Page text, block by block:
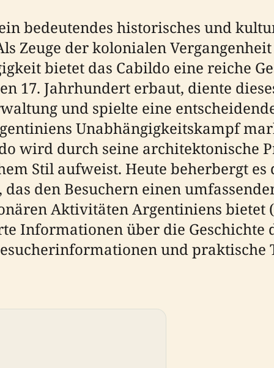
bedeutendes historisches und
Zeuge der kolonialen
bietet das Cabildo eine reiche
17. Jahrhundert erbaut, diente
und spielte eine
Unabhängigkeitskampf
wird durch seine architektonische
Stil aufweist. Heute beherbergt es
den Besuchern einen
Aktivitäten Argentiniens bietet (
Informationen über die Geschichte
und praktische